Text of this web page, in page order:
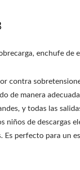
enchufe de
contra
de manera
y todas las
niños de descargas
Es perfecto para un